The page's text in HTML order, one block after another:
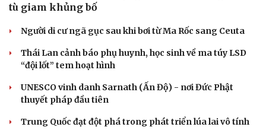
tù giam khủng bố
Người di cư ngã gục sau khi bơi từ Ma Rốc sang Ceuta
Thái Lan cảnh báo phụ huynh, học sinh về ma túy LSD
“đội lốt” tem hoạt hình
UNESCO vinh danh Sarnath (Ấn Độ) - nơi Đức Phật
thuyết pháp đầu tiên
Trung Quốc đạt đột phá trong phát triển lúa lai vô tính